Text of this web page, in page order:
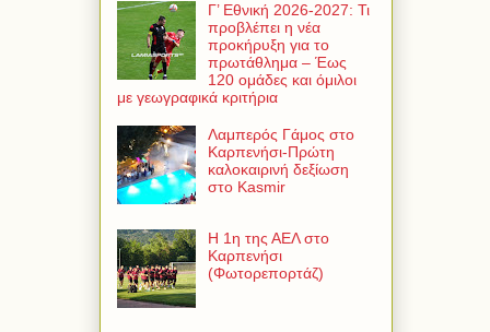
Γ’ Εθνική 2026-2027: Τι
προβλέπει η νέα
προκήρυξη για το
πρωτάθλημα – Έως
120 ομάδες και όμιλοι
με γεωγραφικά κριτήρια
Λαμπερός Γάμος στο
Καρπενήσι-Πρώτη
καλοκαιρινή δεξίωση
στο Kasmir
Η 1η της ΑΕΛ στο
Καρπενήσι
(Φωτορεπορτάζ)